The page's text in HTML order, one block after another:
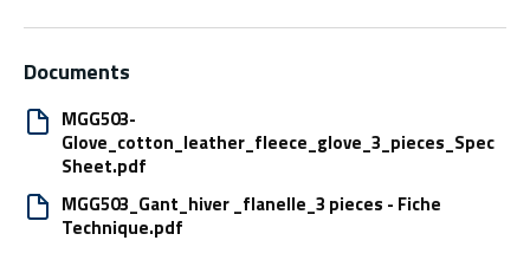
Documents
MGG503-
Glove_cotton_leather_fleece_glove_3_pieces_Spec
Sheet.pdf
MGG503_Gant_hiver _flanelle_3 pieces - Fiche
Technique.pdf